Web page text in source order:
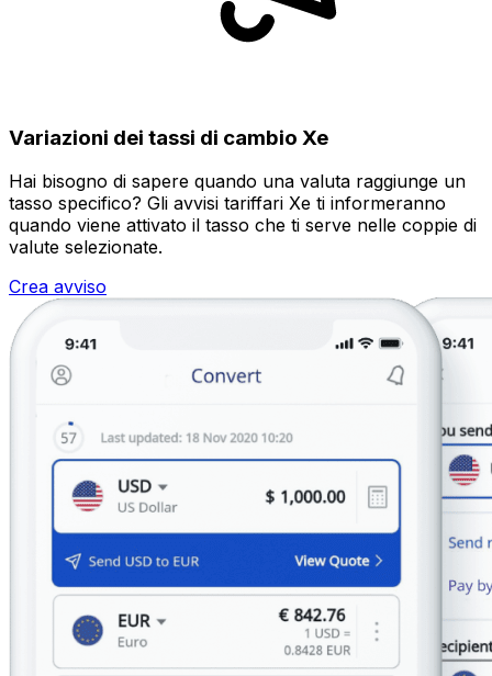
Variazioni dei tassi di cambio Xe
Hai bisogno di sapere quando una valuta raggiunge un
tasso specifico? Gli avvisi tariffari Xe ti informeranno
quando viene attivato il tasso che ti serve nelle coppie di
valute selezionate.
Crea avviso